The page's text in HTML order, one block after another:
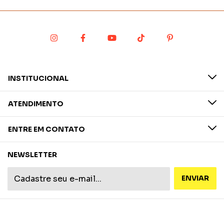
INSTITUCIONAL
ATENDIMENTO
ENTRE EM CONTATO
NEWSLETTER